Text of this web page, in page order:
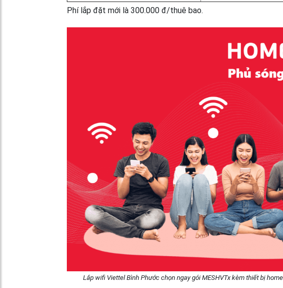
Phí lắp đặt mới là 300.000 đ/thuê bao.
Lắp wifi Viettel Bình Phước chọn ngay gói MESHVTx kèm thiết bị